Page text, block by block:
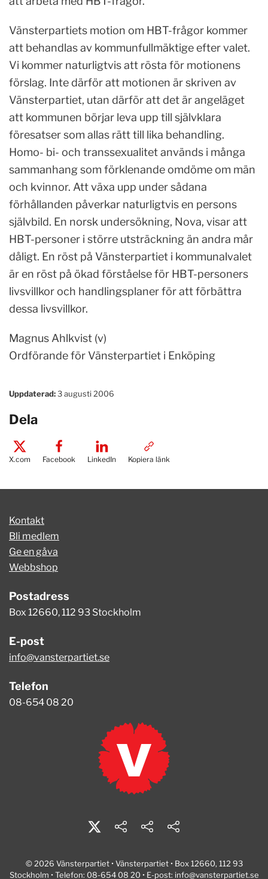
Vänsterpartiets motion om HBT-frågor kommer
att behandlas av kommunfullmäktige efter valet.
Vi kommer naturligtvis att rösta för motionens
förslag. Inte därför att motionen är skriven av
Vänsterpartiet, utan därför att det är angeläget
att kommunen börjar leva upp till självklara
föresatser som allas rätt till lika behandling.
Homo- bi- och transsexualitet används i många
sammanhang som förklenande omdöme om män
och kvinnor. Att växa upp under sådana
förhållanden påverkar naturligtvis en persons
självbild. En norsk undersökning, Nova, visar att
HBT-personer i större utsträckning än andra mår
dåligt. En röst på Vänsterpartiet i kommunalvalet
är en röst på ökad förståelse för HBT-personers
livsvillkor och handlingsplaner för att förbättra
dessa livsvillkor.
Magnus Ahlkvist (v)
Ordförande för Vänsterpartiet i Enköping
Uppdaterad:3 augusti 2006
Dela
X.com Facebook LinkedIn Kopiera länk
Kontakt
Bli medlem
Ge en gåva
Webbshop
Postadress
Box 12660, 112 93 Stockholm
E-post
info@vansterpartiet.se
Telefon
08-654 08 20
© 2026 Vänsterpartiet • Vänsterpartiet • Box 12660, 112 93
Stockholm • Telefon: 08-654 08 20 • E-post: info@vansterpartiet.se